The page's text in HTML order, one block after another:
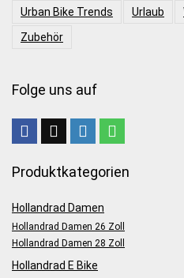
Urban Bike Trends
Urlaub
Zubehör
Folge uns auf
Produktkategorien
Hollandrad Damen
Hollandrad Damen 26 Zoll
Hollandrad Damen 28 Zoll
Hollandrad E Bike